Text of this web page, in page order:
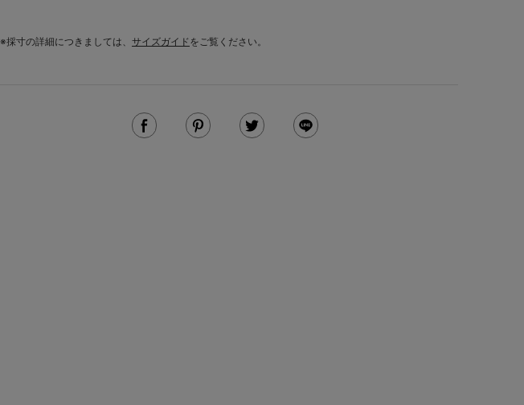
※採寸の詳細につきましては、 サイズガイドをご覧ください。